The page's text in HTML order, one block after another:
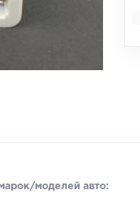
моделей авто: